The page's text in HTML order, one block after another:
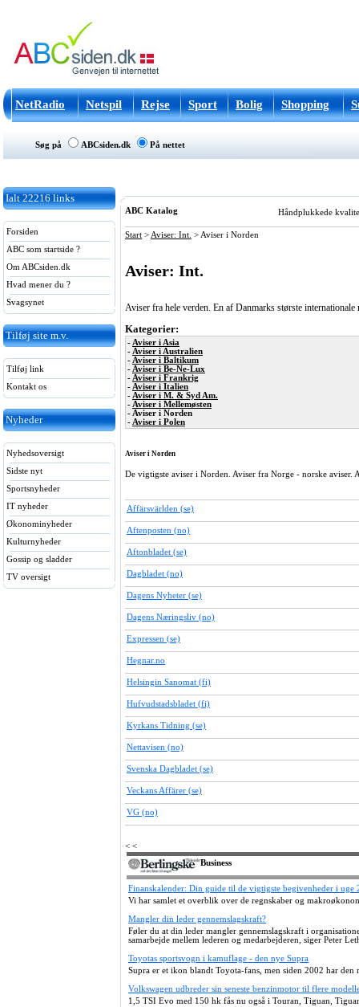
NetRadio Netspil Rejse Sport Bolig Shopping
Søg på ABCsiden.dk På nettet
Ialt 22216 links
Forsiden
ABC som startside ?
Om ABCsiden.dk
Hvad mener du ?
Svagsynet
Tilføj site m.v.
Tilføj link
Kontakt os
Nyheder
Nyhedsoversigt
Sidste nyt
Sportsnyheder
IT nyheder
Økonominyheder
Kulturnyheder
Gossip og sladder
TV oversigt
ABC Katalog Håndplukkede
Start > Aviser: Int. > Aviser i Norden
Aviser: Int.
Aviser fra hele verden. En af Danmarks største
Kategorier:
- Aviser i Asia
- Aviser i Australien
- Aviser i Baltikum
- Aviser i Be-Ne-Lux
- Aviser i Frankrig
- Aviser i Italien
- Aviser i M. & Syd Am.
- Aviser i Mellemøsten
- Aviser i Norden
- Aviser i Polen
Aviser i Norden
De vigtigste aviser i Norden. Aviser fra Norge - norske aviser.
Affärsvärlden (se)
Aftenposten (no)
Aftonbladet (se)
Dagbladet (no)
Dagens Nyheter (se)
Dagens Næringsliv (no)
Expressen (se)
Hegnar.no
Helsingin Sanomat (fi)
Hufvudstadsbladet (fi)
Kyrkans Tidning (se)
Nettavisen (no)
Svenska Dagbladet (se)
Veckans Affärer (se)
VG (no)
< <
Business
Finanskalender: Din guide til de vigtigste begivenheder i uge
Vi har samlet et overblik over de regnskaber og
Mangler din leder gennemslagskraft?
Føler du at din leder mangler gennemslagskraft i
samarbejde mellem lederen og medarbejderen, siger Peter
Toyotas sportsvogn i kamuflage - den nye Supra
Supra er et ikon blandt Toyota-fans, men siden 2002 har
Volkswagen udbreder sin seneste benzinmotor til flere
1,5 TSI Evo med 150 hk fås nu også i Touran, Tiguan,